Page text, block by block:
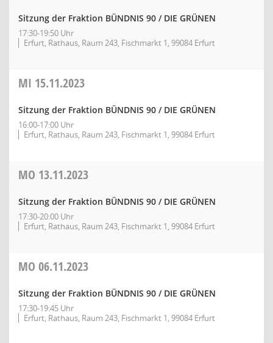
Sitzung der Fraktion BÜNDNIS 90 / DIE GRÜNEN
17:30-19:50 Uhr
Erfurt, Rathaus, Raum 243, Fischmarkt 1, 99084 Erfurt
MI 15.11.2023
Sitzung der Fraktion BÜNDNIS 90 / DIE GRÜNEN
16:00-17:00 Uhr
Erfurt, Rathaus, Raum 243, Fischmarkt 1, 99084 Erfurt
MO 13.11.2023
Sitzung der Fraktion BÜNDNIS 90 / DIE GRÜNEN
17:30-20:00 Uhr
Erfurt, Rathaus, Raum 243, Fischmarkt 1, 99084 Erfurt
MO 06.11.2023
Sitzung der Fraktion BÜNDNIS 90 / DIE GRÜNEN
17:30-19:45 Uhr
Erfurt, Rathaus, Raum 243, Fischmarkt 1, 99084 Erfurt